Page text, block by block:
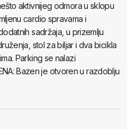
aktivnijeg odmora u sklopu
cardio spravama i
sadržaja, u prizemlju
stol za biljar i dva bicikla
Parking se nalazi
Bazen je otvoren u razdoblju